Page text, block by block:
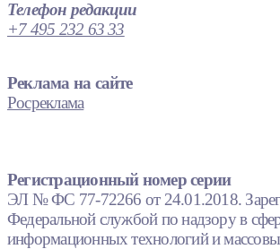
Телефон редакции
+7 495 232 63 33
Реклама на сайте
Росреклама
Регистрационный номер серии
ЭЛ № ФС 77-72266 от 24.01.2018.
Федеральной службой по надзору в
информационных технологий и